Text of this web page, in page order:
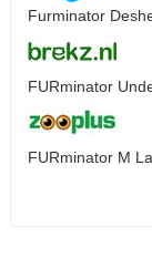
Furminator
FURminator
FURminator M